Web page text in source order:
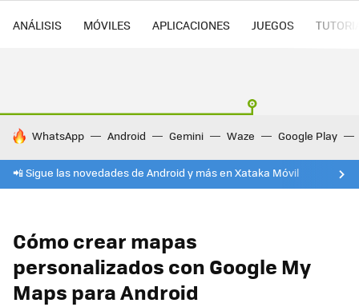
ANÁLISIS MÓVILES APLICACIONES JUEGOS
HOY SE HABLA DE
WhatsApp Android Gemini Waze Google Play
📲 Sigue las novedades de Android y más en Xataka Móvil
Cómo crear mapas
personalizados con Google My
Maps para Android